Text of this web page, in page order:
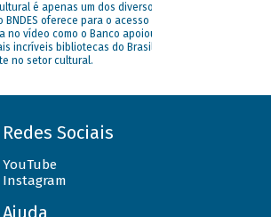
é apenas um dos diversos
BNDES oferece para o acesso à
no vídeo como o Banco apoiou
incríveis bibliotecas do Brasil e
no setor cultural.
Redes Sociais
YouTube
Instagram
Ajuda